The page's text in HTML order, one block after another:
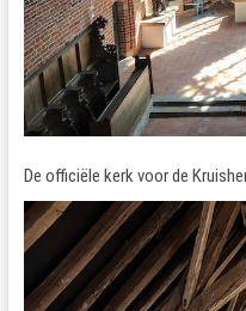
De officiële kerk voor de